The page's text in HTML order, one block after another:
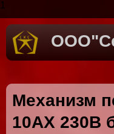
1
Механизм
10AX 230B